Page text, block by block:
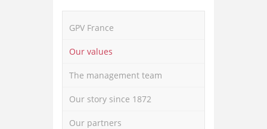
GPV France
Our values
The management team
Our story since 1872
Our partners